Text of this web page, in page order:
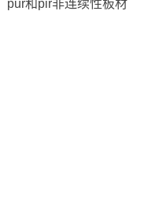
pur和pir非连续性板材